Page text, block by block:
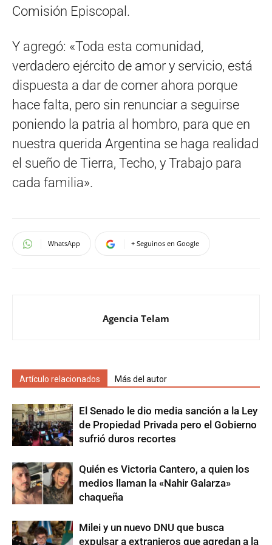
Comisión Episcopal.
Y agregó: «Toda esta comunidad,
verdadero ejército de amor y servicio, está
dispuesta a dar de comer ahora porque
hace falta, pero sin renunciar a seguirse
poniendo la patria al hombro, para que en
nuestra querida Argentina se haga realidad
el sueño de Tierra, Techo, y Trabajo para
cada familia».
WhatsApp + Seguinos en Google
Agencia Telam
Artículo relacionados Más del autor
El Senado le dio media sanción a la Ley
de Propiedad Privada pero el Gobierno
sufrió duros recortes
Quién es Victoria Cantero, a quien los
medios llaman la «Nahir Galarza»
chaqueña
Milei y un nuevo DNU que busca
expulsar a extranjeros que agredan a la